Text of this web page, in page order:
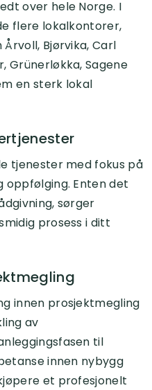
over hele Norge. I
flere lokalkontorer,
Bjørvika, Carl
Grünerløkka, Sagene
en sterk lokal
tjenester med fokus på
oppfølging. Enten det
sørger
prosess i ditt
innen prosjektmegling
av
til
innen nybygg
et profesjonelt